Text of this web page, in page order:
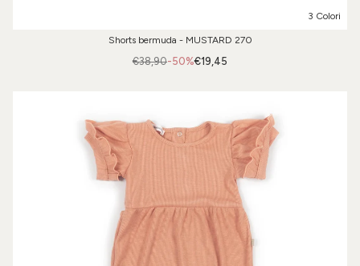
3 Colori
Shorts bermuda - MUSTARD 270
-50%
€38,90 €19,45